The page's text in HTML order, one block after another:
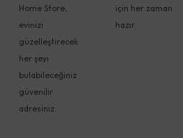
Home Store,
evinizi
güzelleştirecek
her şeyi
bulabileceğiniz
güvenilir
adresiniz.
için her zaman
hazır.